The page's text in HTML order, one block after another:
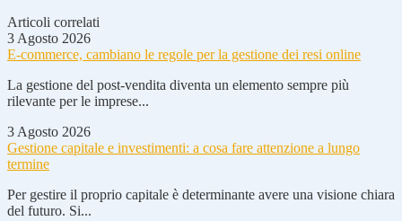
Articoli correlati
3 Agosto 2026
E-commerce, cambiano le regole per la gestione dei resi online
La gestione del post-vendita diventa un elemento sempre più
rilevante per le imprese...
3 Agosto 2026
Gestione capitale e investimenti: a cosa fare attenzione a lungo
termine
Per gestire il proprio capitale è determinante avere una visione chiara
del futuro. Si...